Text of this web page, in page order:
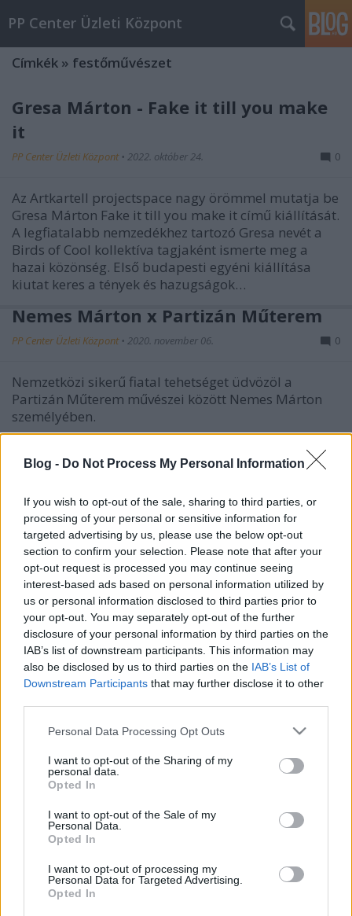
Blog - Do Not Process My Personal Information
If you wish to opt-out of the sale, sharing to third parties, or
processing of your personal or sensitive information for
targeted advertising by us, please use the below opt-out
section to confirm your selection. Please note that after your
opt-out request is processed you may continue seeing
interest-based ads based on personal information utilized by
us or personal information disclosed to third parties prior to
your opt-out. You may separately opt-out of the further
disclosure of your personal information by third parties on the
IAB’s list of downstream participants. This information may
also be disclosed by us to third parties on the IAB’s List of
Downstream Participants that may further disclose it to other
Please note that this website/app uses one or more Google
not limited to your visit or usage behaviour. You may click to
grant or deny consent to Google and its third-party tags to
use your data for below specified purposes in below Google
consent section.
Personal Data Processing Opt Outs
I want to opt-out of the Sharing of my
personal data.
Opted In
I want to opt-out of the Sale of my
Personal Data.
Opted In
I want to opt-out of processing my
Personal Data for Targeted Advertising.
Opted In
PP Center Üzleti Központ
Címkék » festőművészet
Gresa Márton - Fake it till you make
it
PP Center Üzleti Központ • 2022. október 24. 0
Az Artkartell projectspace nagy örömmel mutatja be
Gresa Márton Fake it till you make it című kiállítását.
A legfiatalabb nemzedékhez tartozó Gresa nevét a
Birds of Cool kollektíva tagjaként ismerte meg a
hazai közönség. Első budapesti egyéni kiállítása
kiutat keres a tények és hazugságok…
Nemes Márton x Partizán Műterem
PP Center Üzleti Központ • 2020. november 06. 0
Nemzetközi sikerű fiatal tehetséget üdvözöl a
Partizán Műterem művészei között Nemes Márton
személyében.
Artkartell @ Art Market Budapest
Ilyen volt az Artkartell standja az idei Art Market
és David Stuart Sutherland munkáival. Fotó: Bíró
Dávid